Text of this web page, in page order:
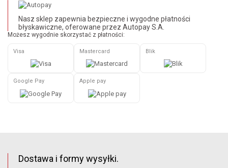
Nasz sklep zapewnia bezpieczne i wygodne płatności
błyskawiczne, oferowane przez Autopay S.A.
Możesz wygodnie skorzystać z płatności:
Visa Mastercard Blik
Google Pay Apple pay
Dostawa i formy wysyłki.